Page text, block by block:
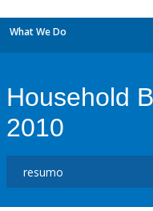
What We Do
Household
2010